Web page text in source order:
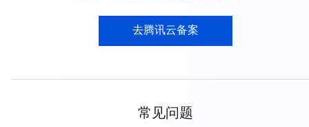
去腾讯云备案
常见问题